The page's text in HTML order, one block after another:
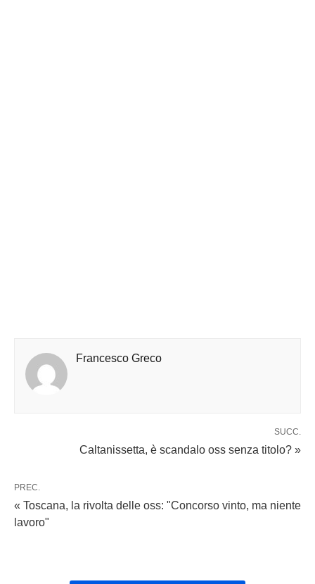
Francesco Greco
SUCC.
Caltanissetta, è scandalo oss senza titolo? »
PREC.
« Toscana, la rivolta delle oss: "Concorso vinto, ma niente
lavoro"